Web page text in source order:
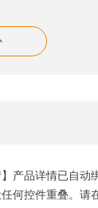
产品详情已自动
何控件重叠。请